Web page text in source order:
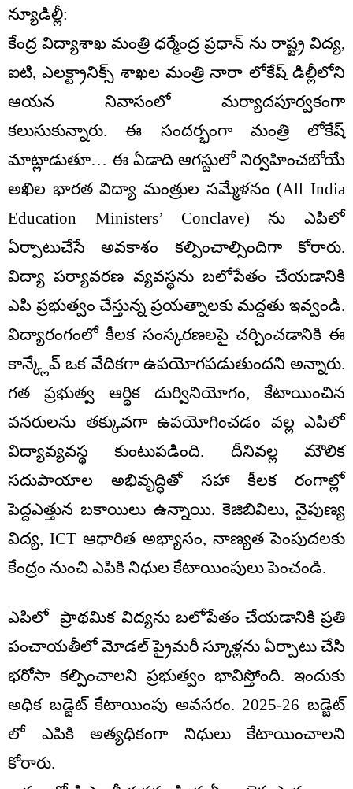
న్యూడిల్లీ:
కేంద్ర విద్యాశాఖ మంత్రి ధర్మేంద్ర ప్రధాన్ ను రాష్ట్ర విద్య,
ఐటి, ఎలక్ట్రానిక్స్ శాఖల మంత్రి నారా లోకేష్ డిల్లీలోని
ఆయన నివాసంలో మర్యాదపూర్వకంగా
కలుసుకున్నారు. ఈ సందర్భంగా మంత్రి లోకేష్
మాట్లాడుతూ… ఈ ఏడాది ఆగస్టులో నిర్వహించబోయే
అఖిల భారత విద్యా మంత్రుల సమ్మేళనం (All India
Education Ministers’ Conclave) ను ఎపిలో
ఏర్పాటుచేసే అవకాశం కల్పించాల్సిందిగా కోరారు.
విద్యా పర్యావరణ వ్యవస్థను బలోపేతం చేయడానికి
ఎపి ప్రభుత్వం చేస్తున్న ప్రయత్నాలకు మద్దతు ఇవ్వండి.
విద్యారంగంలో కీలక సంస్కరణలపై చర్చించడానికి ఈ
కాన్క్లేవ్ ఒక వేదికగా ఉపయోగపడుతుందని అన్నారు.
గత ప్రభుత్వ ఆర్థిక దుర్వినియోగం, కేటాయించిన
వనరులను తక్కువగా ఉపయోగించడం వల్ల ఎపిలో
విద్యావ్యవస్థ కుంటుపడింది. దీనివల్ల మౌలిక
సదుపాయాల అభివృద్ధితో సహా కీలక రంగాల్లో
పెద్దఎత్తున బకాయిలు ఉన్నాయి. కెజిబివిలు, నైపుణ్య
విద్య, ICT ఆధారిత అభ్యాసం, నాణ్యత పెంపుదలకు
కేంద్రం నుంచి ఎపికి నిధుల కేటాయింపులు పెంచండి.
ఎపిలో ప్రాథమిక విద్యను బలోపేతం చేయడానికి ప్రతి
పంచాయతీలో మోడల్‌ ప్రైమరీ స్కూళ్లను ఏర్పాటు చేసి
భరోసా కల్పించాలని ప్రభుత్వం భావిస్తోంది. ఇందుకు
అధిక బడ్జెట్ కేటాయింపు అవసరం. 2025-26 బడ్జెట్
లో ఎపికి అత్యధికంగా నిధులు కేటాయించాలని
కోరారు.